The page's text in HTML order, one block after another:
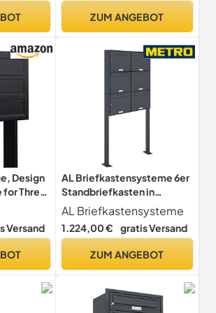
Absenkautomatik, inkl.
Schlüssel | Alves 2
ZUM ANGEBOT
Design
for Three
Versand
AL Briefkastensysteme 6er
Standbriefkasten in
Anthrazitgrau RAL 7016 als 6
Fach Briefkastenanlage DIN
A4 in Postkasten
AL Briefkastensysteme
1.224,00 € gratis Versand
ZUM ANGEBOT